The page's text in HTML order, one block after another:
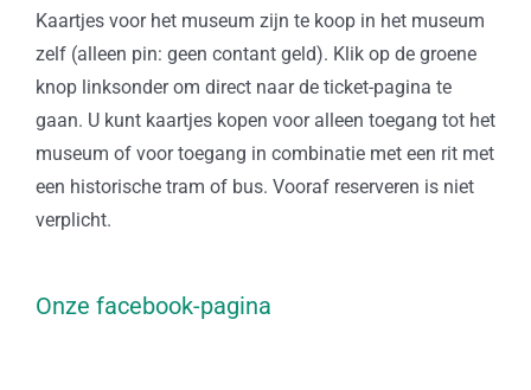
Kaartjes voor het museum zijn te koop in het museum
zelf (alleen pin: geen contant geld). Klik op de groene
knop linksonder om direct naar de ticket-pagina te
gaan. U kunt kaartjes kopen voor alleen toegang tot het
museum of voor toegang in combinatie met een rit met
een historische tram of bus. Vooraf reserveren is niet
verplicht.
Onze facebook-pagina